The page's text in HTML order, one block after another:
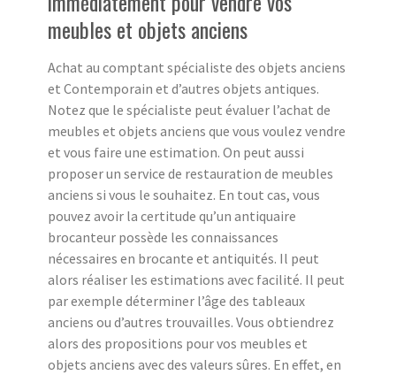
meubles et objets anciens
Achat au comptant spécialiste des objets anciens
et Contemporain et d’autres objets antiques.
Notez que le spécialiste peut évaluer l’achat de
meubles et objets anciens que vous voulez vendre
et vous faire une estimation. On peut aussi
proposer un service de restauration de meubles
anciens si vous le souhaitez. En tout cas, vous
pouvez avoir la certitude qu’un antiquaire
brocanteur possède les connaissances
nécessaires en brocante et antiquités. Il peut
alors réaliser les estimations avec facilité. Il peut
par exemple déterminer l’âge des tableaux
anciens ou d’autres trouvailles. Vous obtiendrez
alors des propositions pour vos meubles et
objets anciens avec des valeurs sûres. En effet, en